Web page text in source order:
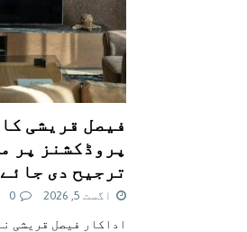
فیصل قریشی
پروڈکشنز پر
ترجیح دی جائے
اگست 5, 2026 0
اداکار فیصل قریشی